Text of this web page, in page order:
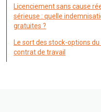
Licenciement sans cause
sérieuse : quelle
gratuites ?
Le sort des stock-options
contrat de travail